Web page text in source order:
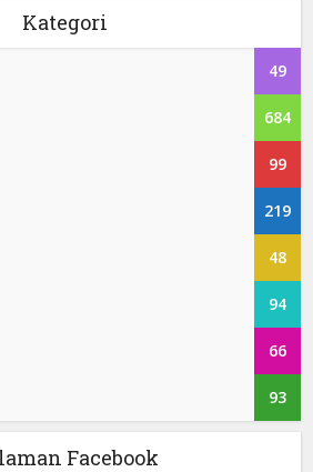
Kategori
49
684
99
219
48
94
66
93
Facebook